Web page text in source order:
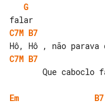
G
C7M B7
C7M B7
Em
B7